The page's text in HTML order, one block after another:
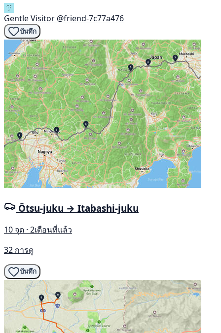
Gentle Visitor @friend-7c77a476
บันทึก
Ōtsu-juku → Itabashi-juku
10 จุด · 2เดือนที่แล้ว
32 การดู
บันทึก